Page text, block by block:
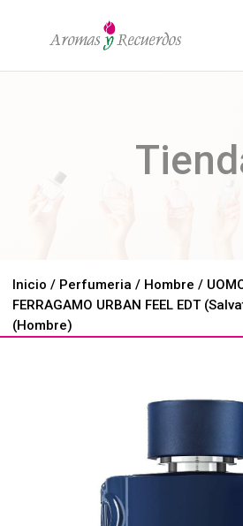
Inicio / Perfumeria / Hombre /
FERRAGAMO URBAN FEEL EDT
(Hombre)